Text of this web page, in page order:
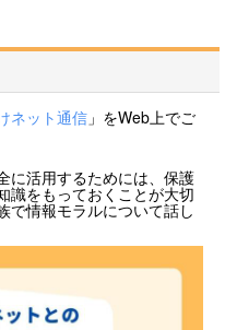
ネット通信 」をWeb上でご
に活用するためには、保護
識をもっておくことが大切
で情報モラルについて話し